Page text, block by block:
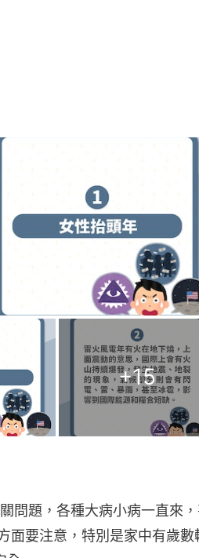
+15
問題，各種大病小病一直來
面要注意，特別是家中有歲數